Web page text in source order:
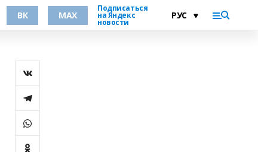
ВК MAX
Подписаться
на Яндекс
новости